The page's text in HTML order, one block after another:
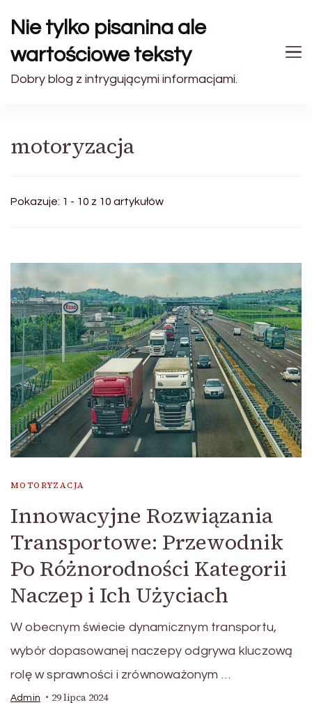
Nie tylko pisanina ale
wartościowe teksty
Dobry blog z intrygującymi informacjami.
motoryzacja
Pokazuje: 1 - 10 z 10 artykułów
MOTORYZACJA
Innowacyjne Rozwiązania
Transportowe: Przewodnik
Po Różnorodności Kategorii
Naczep i Ich Użyciach
W obecnym świecie dynamicznym transportu,
wybór dopasowanej naczepy odgrywa kluczową
rolę w sprawności i zrównoważonym …
Admin 29 lipca 2024